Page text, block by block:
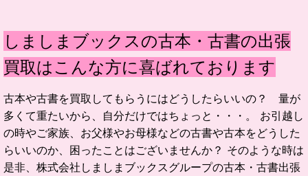
しましまブックスの古本・古書の出張
買取はこんな方に喜ばれております
古本や古書を買取してもらうにはどうしたらいいの？ 量が
多くて重たいから、自分だけではちょっと・・・。 お引越し
の時やご家族、お父様やお母様などの古書や古本をどうした
らいいのか、困ったことはございませんか？ そのような時は
是非、株式会社しましまブックスグループの古本・古書出張